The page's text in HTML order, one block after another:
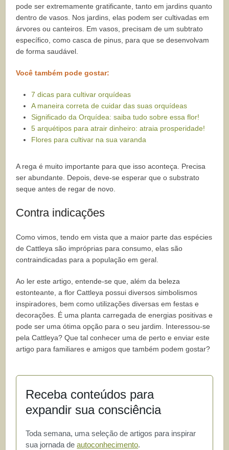
pode ser extremamente gratificante, tanto em jardins quanto
dentro de vasos. Nos jardins, elas podem ser cultivadas em
árvores ou canteiros. Em vasos, precisam de um subtrato
específico, como casca de pinus, para que se desenvolvam
de forma saudável.
Você também pode gostar:
7 dicas para cultivar orquídeas
A maneira correta de cuidar das suas orquídeas
Significado da Orquídea: saiba tudo sobre essa flor!
5 arquétipos para atrair dinheiro: atraia prosperidade!
Flores para cultivar na sua varanda
A rega é muito importante para que isso aconteça. Precisa
ser abundante. Depois, deve-se esperar que o substrato
seque antes de regar de novo.
Contra indicações
Como vimos, tendo em vista que a maior parte das espécies
de Cattleya são impróprias para consumo, elas são
contraindicadas para a população em geral.
Ao ler este artigo, entende-se que, além da beleza
estonteante, a flor Cattleya possui diversos simbolismos
inspiradores, bem como utilizações diversas em festas e
decorações. É uma planta carregada de energias positivas e
pode ser uma ótima opção para o seu jardim. Interessou-se
pela Cattleya? Que tal conhecer uma de perto e enviar este
artigo para familiares e amigos que também podem gostar?
Receba conteúdos para
expandir sua consciência
Toda semana, uma seleção de artigos para inspirar
sua jornada deautoconhecimento.